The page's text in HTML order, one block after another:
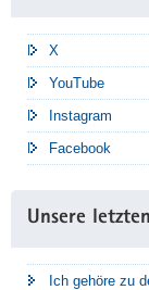
X
YouTube
Instagram
Facebook
Unsere
Ich gehöre zu